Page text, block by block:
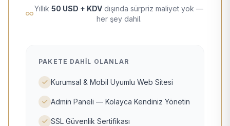
Yıllık 50 USD + KDV dışında sürpriz maliyet yok —
her şey dahil.
PAKETE DAHIL OLANLAR
Kurumsal & Mobil Uyumlu Web Sitesi
Admin Paneli — Kolayca Kendiniz Yönetin
SSL Güvenlik Sertifikası